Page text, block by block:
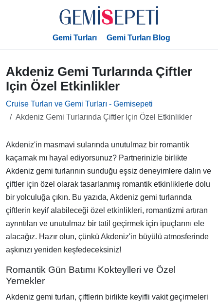
Gemi Turları Gemi Turları Blog
Akdeniz Gemi Turlarında Çiftler
Için Özel Etkinlikler
Cruise Turları ve Gemi Turları - Gemisepeti
Akdeniz Gemi Turlarında Çiftler Için Özel Etkinlikler
Akdeniz'in masmavi sularında unutulmaz bir romantik
kaçamak mı hayal ediyorsunuz? Partnerinizle birlikte
Akdeniz gemi turlarının sunduğu eşsiz deneyimlere dalın ve
çiftler için özel olarak tasarlanmış romantik etkinliklerle dolu
bir yolculuğa çıkın. Bu yazıda, Akdeniz gemi turlarında
çiftlerin keyif alabileceği özel etkinlikleri, romantizmi artıran
ayrıntıları ve unutulmaz bir tatil geçirmek için ipuçlarını ele
alacağız. Hazır olun, çünkü Akdeniz'in büyülü atmosferinde
aşkınızı yeniden keşfedeceksiniz!
Romantik Gün Batımı Kokteylleri ve Özel
Yemekler
Akdeniz gemi turları, çiftlerin birlikte keyifli vakit geçirmeleri